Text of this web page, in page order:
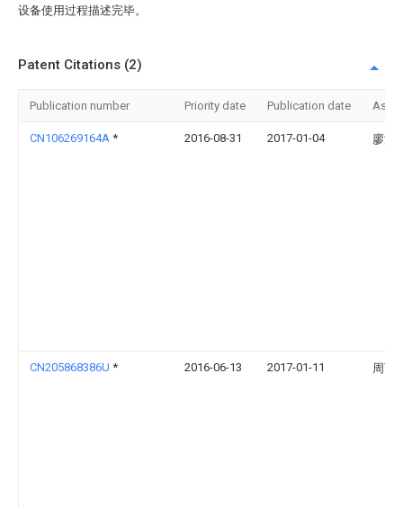
设备使用过程描述完毕。
Patent Citations (2)
Publication number Priority date Publication date
CN106269164A * 2016-08-31 2017-01-04 廖淑
CN205868386U * 2016-06-13 2017-01-11 周丐